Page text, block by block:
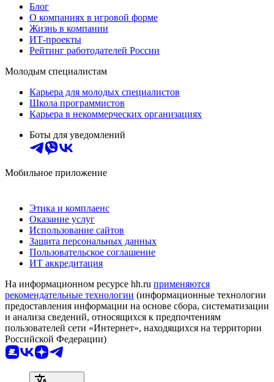
Блог
О компаниях в игровой форме
Жизнь в компании
ИТ-проекты
Рейтинг работодателей России
Молодым специалистам
Карьера для молодых специалистов
Школа программистов
Карьера в некоммерческих организациях
Боты для уведомлений
Мобильное приложение
Этика и комплаенс
Оказание услуг
Использование сайтов
Защита персональных данных
Пользовательское соглашение
ИТ аккредитация
На информационном ресурсе hh.ru применяются
рекомендательные технологии (информационные технологии
предоставления информации на основе сбора, систематизации
и анализа сведений, относящихся к предпочтениям
пользователей сети «Интернет», находящихся на территории
Российской Федерации)